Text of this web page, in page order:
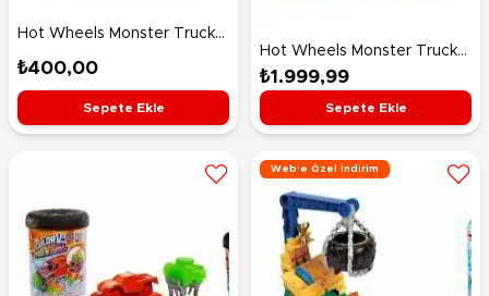
Hot Wheels Monster Trucks
Arabalar Bigfoot Trophy
Şampiyonları Rodger
Dodger JMV71
₺400,00
Sepete Ekle
Hot Wheels Monster Trucks
Neon Smashers Çoklu Paket
JMV38
₺1.999,99
Sepete Ekle
Web'e Özel İndirim